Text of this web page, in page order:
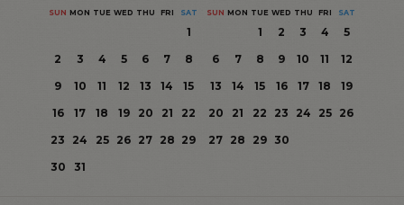
SUN MON TUE WED THU FRI SAT
1
2
3 4 5 6 7
8
9
10 11 12 13 14
15
16
17 18 19 20 21
22
23
24 25 26 27 28 29
30
31
SUN MON TUE WED THU FRI SAT
1 2 3 4
5
6
7 8 9 10 11
12
13
14 15 16 17 18
19
20
21 22 23 24 25
26
27 28 29 30